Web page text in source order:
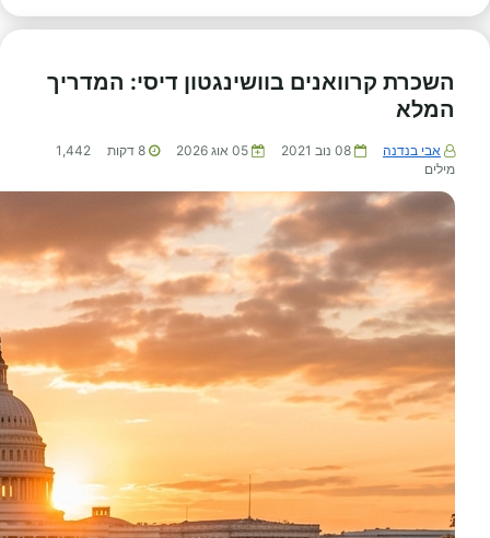
השכרת קרוואנים בוושינגטון דיסי: המדריך
המלא
אבי בנדנה 08 נוב 2021 05 אוג 2026 8 דקות
1,442
מילים